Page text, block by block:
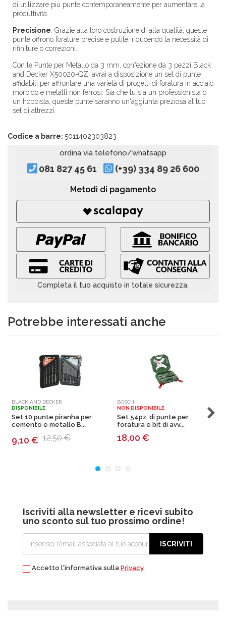
di utilizzare più punte contemporaneamente per aumentare la
produttività.
Precisione: Grazie alla loro costruzione di alta qualità, queste
punte offrono forature precise e pulite, riducendo la necessità di
rifiniture o correzioni.
Con le Punte per Metallo da 3 mm, confezione da 3 pezzi Black
and Decker X50020-QZ, avrai a disposizione un set di punte
affidabili per affrontare una varietà di progetti di foratura in acciaio
morbido e metalli non ferrosi. Sia che tu sia un professionista o
un hobbista, queste punte saranno un'aggiunta preziosa al tuo
set di attrezzi.
Codice a barre: 5011402303823
ordina via telefono/whatsapp
081 827 45 61 (+39) 334 89 26 600
Metodi di pagamento
Completa il tuo acquisto in totale sicurezza.
Potrebbe interessati anche
BLACK AND DECKER
DISPONIBILE
Set 10 punte piranha per
cemento e metallo B...
9,10 € 12,50 €
BOSCH
NON DISPONIBILE
Set 54pz. di punte per
foratura e bit di avv...
18,00 €
Iscriviti alla newsletter e ricevi subito
uno sconto sul tuo prossimo ordine!
ISCRIVITI
Accetto l'informativa sulla Privacy